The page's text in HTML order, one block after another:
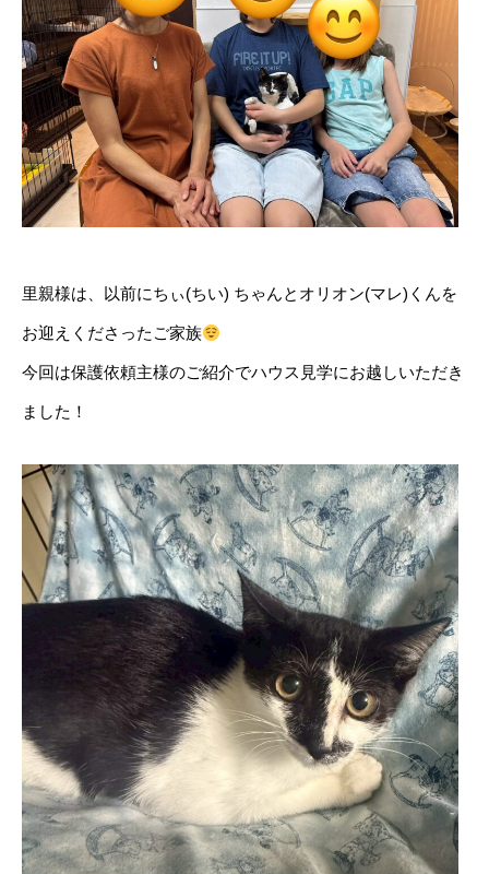
里親様は、以前にちぃ(ちい) ちゃんとオリオン(マレ)くんを
お迎えくださったご家族
今回は保護依頼主様のご紹介でハウス見学にお越しいただき
ました！